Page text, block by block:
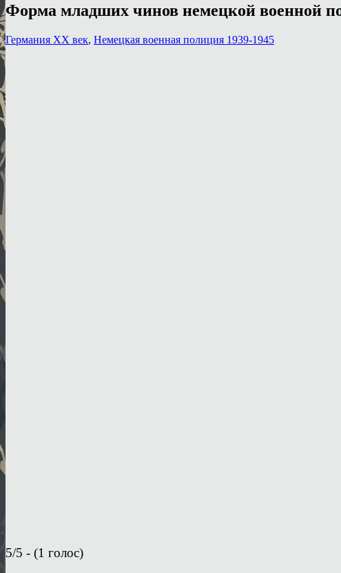
Форма младших чинов немецкой военной
Германия XX век, Немецкая военная полиция 1939-1945
5/5 - (1 голос)